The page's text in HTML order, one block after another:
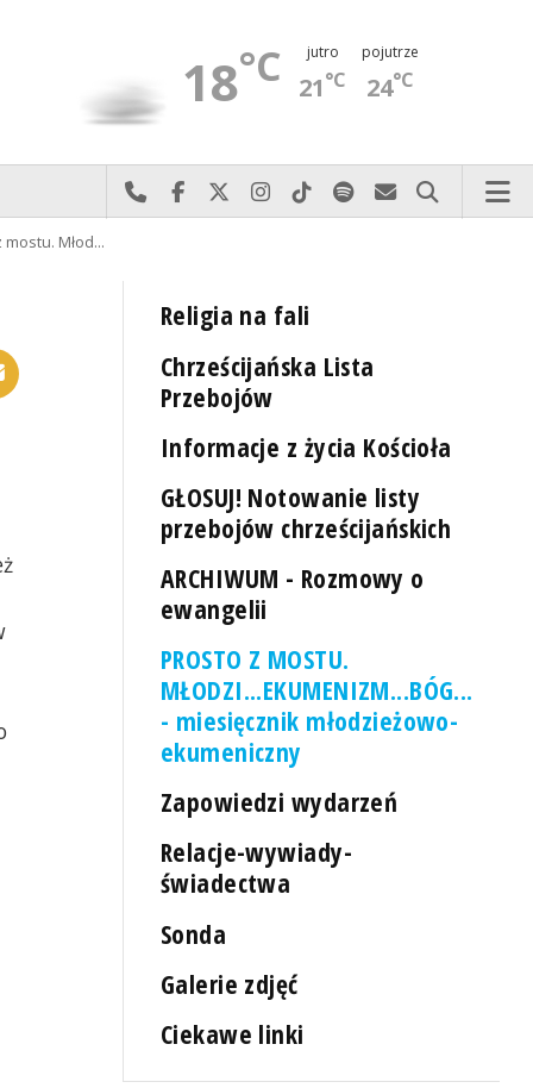
18°C jutro
21°C
pojutrze
24°C
Najlepiej po prostu do nas zadzwoń
Odwiedź nas na Facebook-u
Odwiedź nas na X
Odwiedź nas na Instagram-ie
Odwiedź nas na TikTok-u
Szukaj nas na Spotify
Wyślij do nas
Szukaj
Młod…
Religia na fali
Chrześcijańska Lista
Przebojów
Informacje z życia Kościoła
GŁOSUJ! Notowanie listy
przebojów chrześcijańskich
ARCHIWUM - Rozmowy o
ewangelii
PROSTO Z MOSTU.
MŁODZI...EKUMENIZM...BÓG...
- miesięcznik młodzieżowo-
ekumeniczny
Zapowiedzi wydarzeń
Relacje-wywiady-
świadectwa
Sonda
Galerie zdjęć
Ciekawe linki